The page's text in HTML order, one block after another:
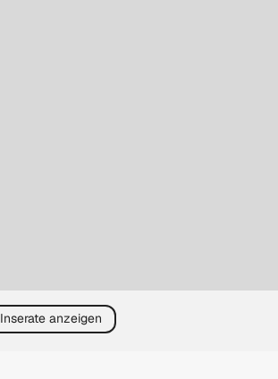
anzeigen